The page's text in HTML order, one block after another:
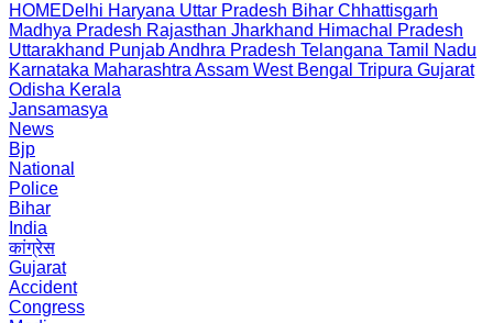
HOMEDelhi Haryana Uttar Pradesh Bihar Chhattisgarh
Madhya Pradesh Rajasthan Jharkhand Himachal Pradesh
Uttarakhand PunjabAndhra Pradesh Telangana Tamil Nadu
Karnataka Maharashtra Assam West Bengal Tripura Gujarat
Odisha Kerala
Jansamasya
News
Bjp
National
Police
Bihar
India
कांग्रेस
Gujarat
Accident
Congress